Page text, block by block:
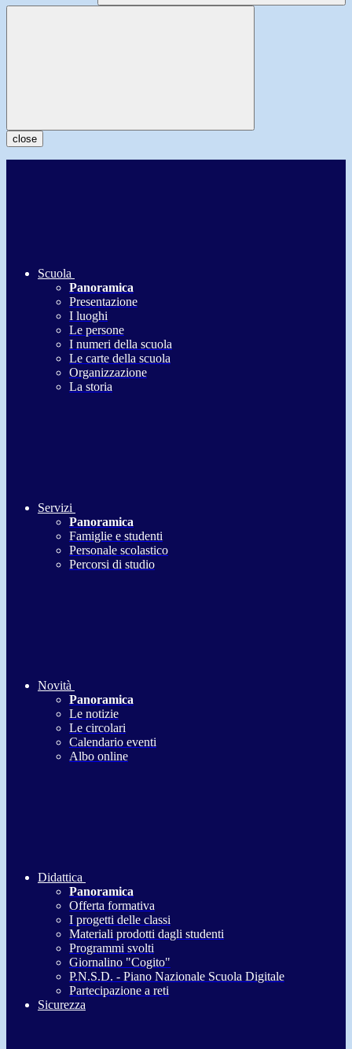
close
Scuola
Panoramica
Presentazione
I luoghi
Le persone
I numeri della scuola
Le carte della scuola
Organizzazione
La storia
Servizi
Panoramica
Famiglie e studenti
Personale scolastico
Percorsi di studio
Novità
Panoramica
Le notizie
Le circolari
Calendario eventi
Albo online
Didattica
Panoramica
Offerta formativa
I progetti delle classi
Materiali prodotti dagli studenti
Programmi svolti
Giornalino "Cogito"
P.N.S.D. - Piano Nazionale Scuola Digitale
Partecipazione a reti
Sicurezza